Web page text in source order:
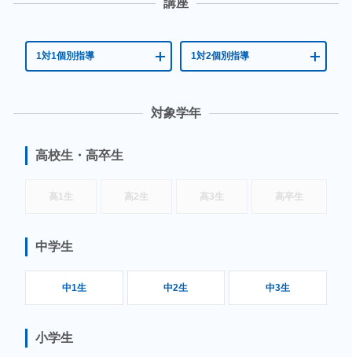
講座
1対1個別指導 1対2個別指導
対象学年
高校生・高卒生
高1生 高2生 高3生 高卒生
中学生
中1生 中2生 中3生
小学生